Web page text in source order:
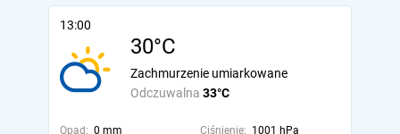
13:00
30°C
Odczuwalna 33°C
Zachmurzenie umiarkowane
Opad: 0 mm Ciśnienie: 1001 hPa